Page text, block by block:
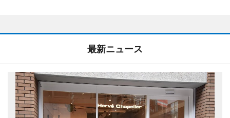
最新ニュース